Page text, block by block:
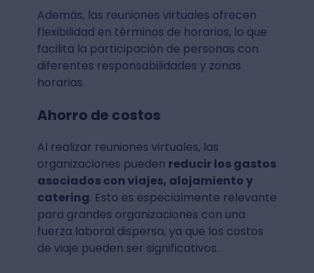
Además, las reuniones virtuales ofrecen
flexibilidad en términos de horarios, lo que
facilita la participación de personas con
diferentes responsabilidades y zonas
horarias.
Ahorro de costos
Al realizar reuniones virtuales, las
organizaciones pueden reducir los gastos
asociados con viajes, alojamiento y
catering. Esto es especialmente relevante
para grandes organizaciones con una
fuerza laboral dispersa, ya que los costos
de viaje pueden ser significativos.